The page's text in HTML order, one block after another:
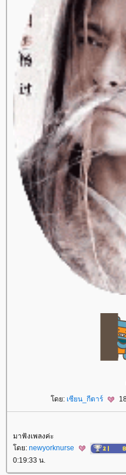
ดย: เซียน_กีตาร์
มาฟังเพลงค่ะ
ดย: newyorknurse
0:19:33 น.